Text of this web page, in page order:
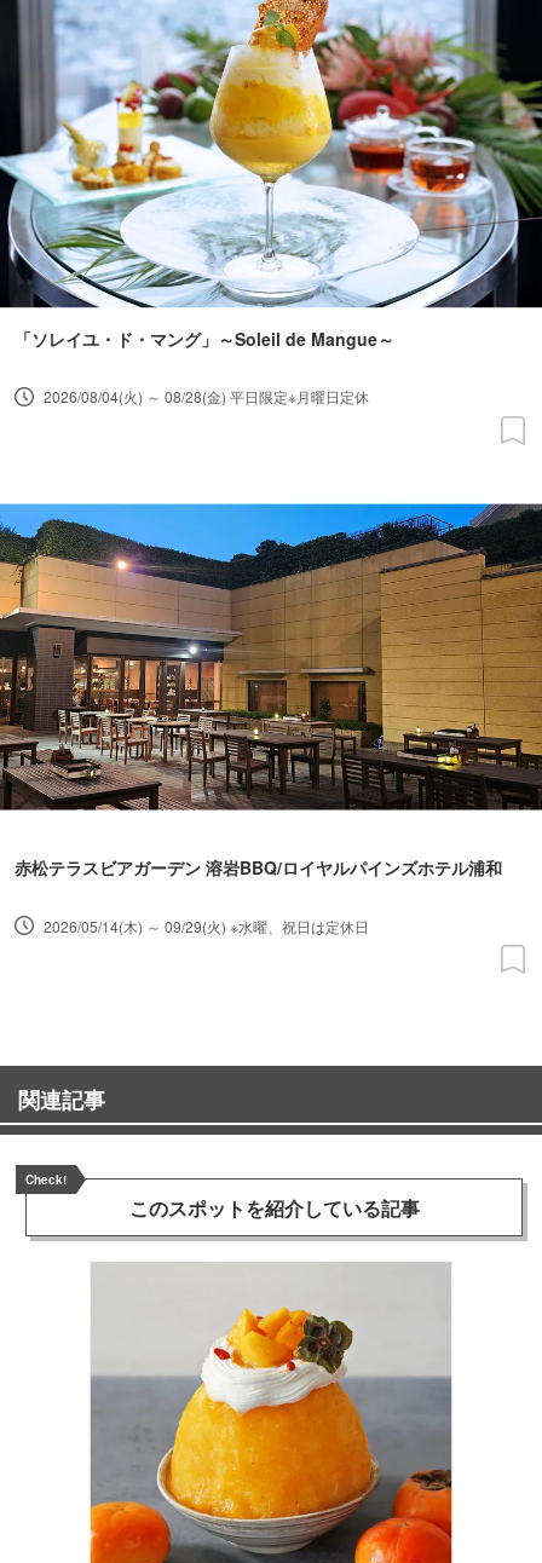
「ソレイユ・ド・マング」～Soleil de Mangue～
2026/08/04(火) ～ 08/28(金) 平日限定※月曜日定休
赤松テラスビアガーデン 溶岩BBQ/ロイヤルパインズホテル浦和
2026/05/14(木) ～ 09/29(火) ※水曜、祝日は定休日
関連記事
Check!
このスポットを紹介している記事